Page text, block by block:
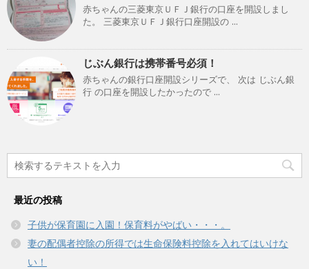
赤ちゃんの三菱東京ＵＦＪ銀行の口座を開設しまし
た。 三菱東京ＵＦＪ銀行口座開設の ...
じぶん銀行は携帯番号必須！
赤ちゃんの銀行口座開設シリーズで、 次は じぶん銀
行 の口座を開設したかったので ...
最近の投稿
子供が保育園に入園！保育料がやばい・・・。
妻の配偶者控除の所得では生命保険料控除を入れてはいけな
い！